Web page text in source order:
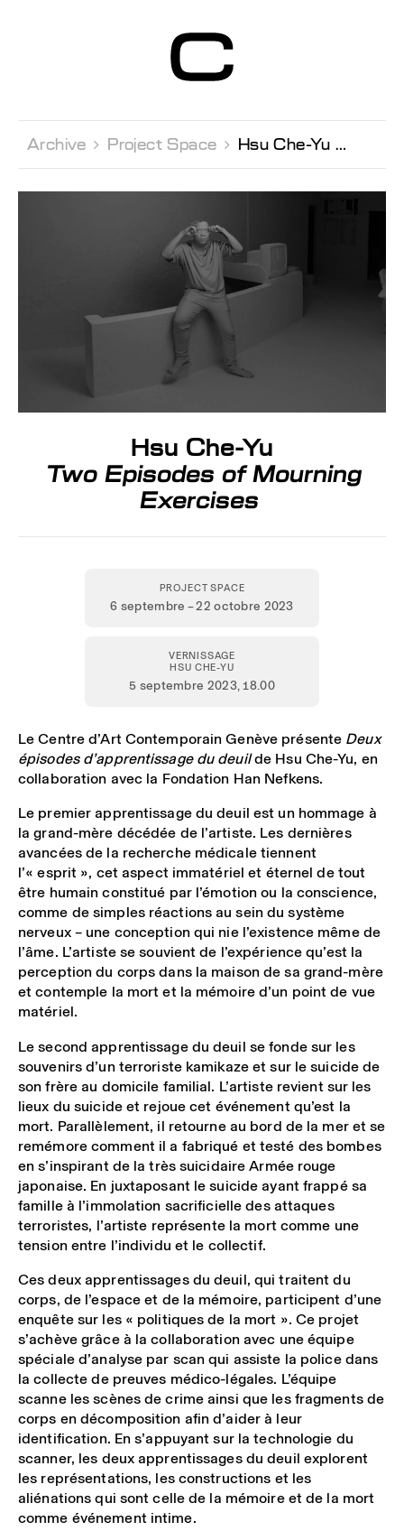
Contemporain
Genève
Archive  Project Space  Hsu Che-Yu
Hsu Che-Yu
Two Episodes of Mourning
Exercises
PROJECT SPACE
6 septembre – 22 octobre 2023
VERNISSAGE
HSU CHE-YU
5 septembre 2023,18.00
Le Centre d’Art Contemporain Genève présente Deux
épisodes d’apprentissage du deuilde Hsu Che-Yu, en
collaboration avec la Fondation Han Nefkens.
Le premier apprentissage du deuil est un hommage à
la grand-mère décédée de l’artiste. Les dernières
avancées de la recherche médicale tiennent
l’« esprit », cet aspect immatériel et éternel de tout
être humain constitué par l’émotion ou la conscience,
comme de simples réactions au sein du système
nerveux – une conception qui nie l’existence même de
l’âme. L’artiste se souvient de l’expérience qu’est la
perception du corps dans la maison de sa grand-mère
et contemple la mort et la mémoire d’un point de vue
matériel.
Le second apprentissage du deuil se fonde sur les
souvenirs d’un terroriste kamikaze et sur le suicide de
son frère au domicile familial. L’artiste revient sur les
lieux du suicide et rejoue cet événement qu’est la
mort. Parallèlement, il retourne au bord de la mer et se
remémore comment il a fabriqué et testé des bombes
en s’inspirant de la très suicidaire Armée rouge
japonaise. En juxtaposant le suicide ayant frappé sa
famille à l’immolation sacrificielle des attaques
terroristes, l’artiste représente la mort comme une
tension entre l’individu et le collectif.
Ces deux apprentissages du deuil, qui traitent du
corps, de l’espace et de la mémoire, participent d’une
enquête sur les « politiques de la mort ». Ce projet
s’achève grâce à la collaboration avec une équipe
spéciale d’analyse par scan qui assiste la police dans
la collecte de preuves médico-légales. L’équipe
scanne les scènes de crime ainsi que les fragments de
corps en décomposition afin d’aider à leur
identification. En s’appuyant sur la technologie du
scanner, les deux apprentissages du deuil explorent
les représentations, les constructions et les
aliénations qui sont celle de la mémoire et de la mort
comme événement intime.